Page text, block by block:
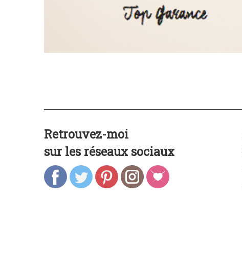
Retrouvez-moi
sur les réseaux sociaux